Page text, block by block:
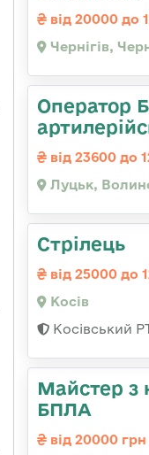
від 20000 до
Чернігів,
Оператор
від 23600 до
Луцьк,
Стрілець
від 25000 до
Косів
Косівський
Майстер з
БПЛА
від 20000 грн